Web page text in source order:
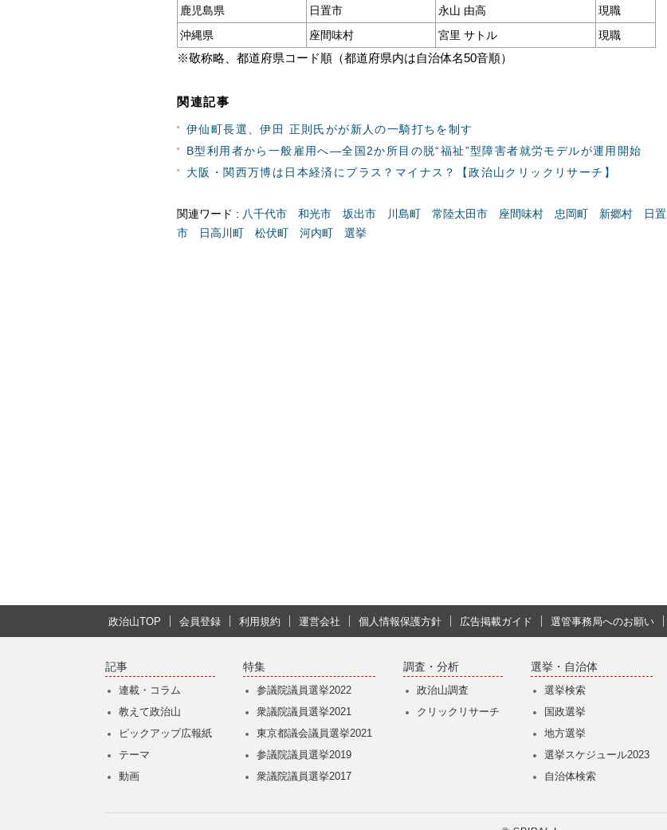
鹿児島県
日置市 永山 由高
現職
沖縄県
座間味村 宮里 サトル 現職
※敬称略、都道府県コード順（都道府県内は自治体名50音順）
関連記事
伊仙町長選、伊田 正則氏がが新人の一騎打ちを制す
B型利用者から一般雇用へ―全国2か所目の脱“福祉”型障害者就労モデルが運用開始
大阪・関西万博は日本経済にプラス？マイナス？【政治山クリックリサーチ】
関連ワード : 八千代市 和光市 坂出市 川島町 常陸太田市 座間味村 忠岡町 新郷村
日置
市
日高川町 松伏町 河内町 選挙
政治山TOP 会員登録 利用規約 運営会社 個人情報保護方針 広告掲載ガイド 選管事務局へのお願い
記事
連載・コラム
教えて政治山
ピックアップ広報紙
テーマ
動画
特集
参議院議員選挙2022
衆議院議員選挙2021
東京都議会議員選挙2021
参議院議員選挙2019
衆議院議員選挙2017
調査・分析
政治山調査
クリックリサーチ
選挙・自治体
選挙検索
国政選挙
地方選挙
選挙スケジュール2023
自治体検索